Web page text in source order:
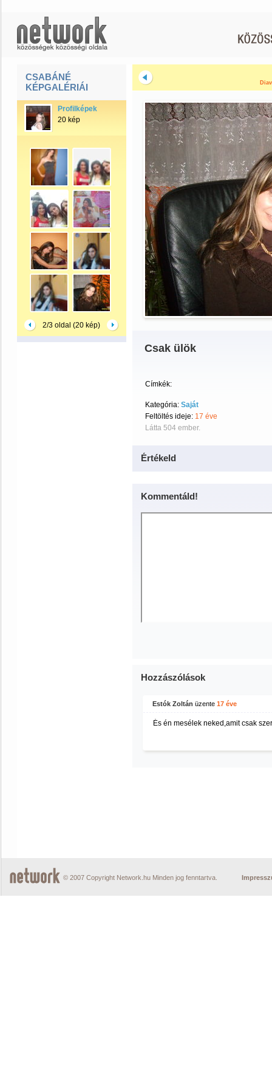
CSABÁNÉ
KÉPGALÉRIÁI
Profilképek
20 kép
2/3 oldal (20 kép)
Csak ülök
Címkék:
Kategória: Saját
Feltöltés ideje: 17 éve
Látta 504 ember.
Értékeld
Kommentáld!
Hozzászólások
Estók Zoltán üzente 17 éve
És én mesélek neked,amit csak
© 2007 Copyright Network.hu Minden jog fenntartva.